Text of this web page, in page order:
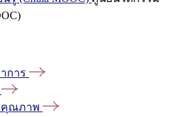
การ
คุณภาพ